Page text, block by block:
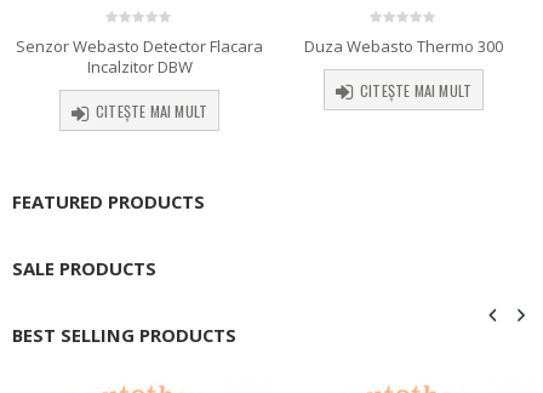
Senzor Webasto Detector Flacara
Incalzitor DBW
CITEȘTE MAI MULT
Duza Webasto Thermo 300
CITEȘTE MAI MULT
FEATURED PRODUCTS
SALE PRODUCTS
BEST SELLING PRODUCTS